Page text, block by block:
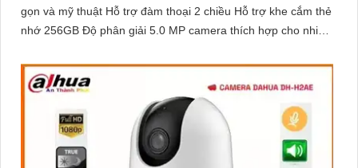
gọn và mỹ thuật Hỗ trợ đàm thoại 2 chiều Hỗ trợ khe cắm thẻ
nhớ 256GB Độ phân giải 5.0 MP camera thích hợp cho nhiều